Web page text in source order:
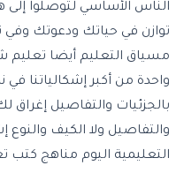
الناس الأساسي لتوصلوا إلى
توازن في حياتك ودعوتك وفي
مسياق التعليم أيضا تعليم
واحدة من أكبر إشكالياتنا في
بالجزئيات والتفاصيل
والتفاصيل ولا الكيف
التعليمية اليوم مناهج كتب